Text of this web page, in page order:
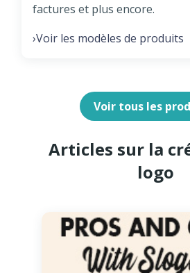
factures et plus encore.
›Voir les modèles de produits
Voir tous les
Articles sur la
logo